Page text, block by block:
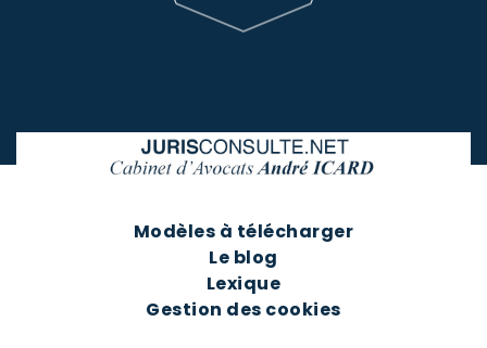
Modèles à télécharger
Le blog
Lexique
Gestion des cookies